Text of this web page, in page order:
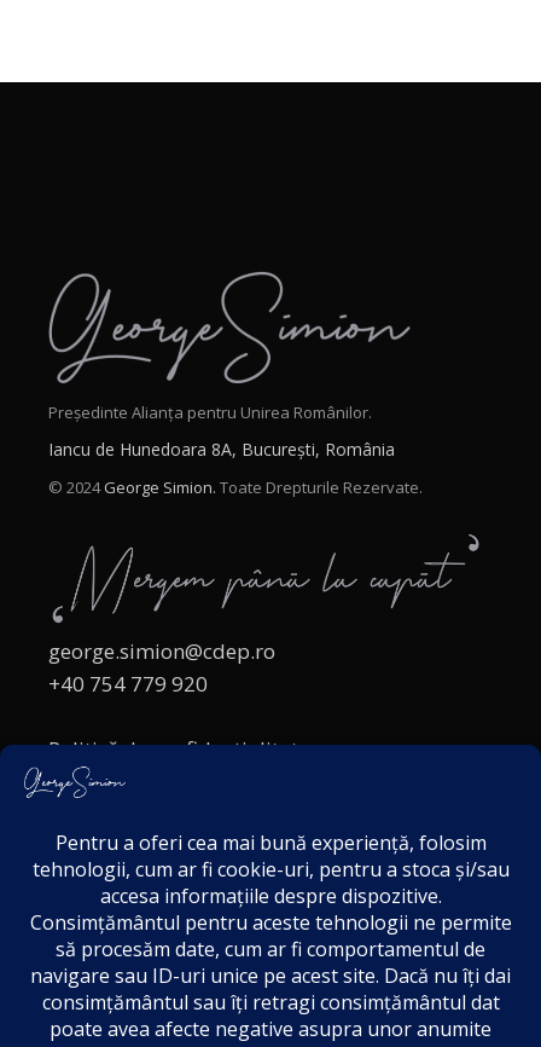
Președinte Alianța pentru Unirea Românilor.
Iancu de Hunedoara 8A, București, România
© 2024George Simion. Toate Drepturile Rezervate.
george.simion@cdep.ro
+40 754 779 920
Politică de confidențialitate
Politica cookies
Acordul de markting
Disclaimer